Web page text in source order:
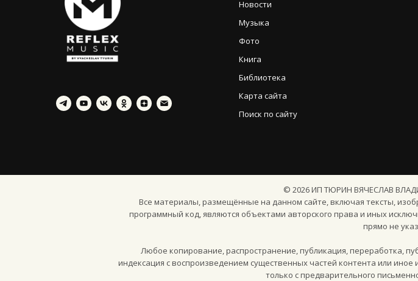
Новости
Музыка
Фото
Книга
Библиотека
Карта сайта
Поиск по сайту
© 2026ИП ТЮРИН ВЯЧЕСЛАВ
Все материалы, размещённые на данном сайте, включая тексты,
программный код, являются объектами авторского права и иных
прямо не
Любое копирование, распространение, публикация, переработка,
индексация с воспроизведением существенных частей контента или
только с предварительного